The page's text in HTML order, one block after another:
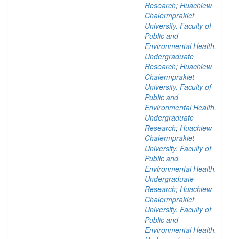
Research; Huachiew
Chalermprakiet
University. Faculty of
Public and
Environmental Health.
Undergraduate
Research; Huachiew
Chalermprakiet
University. Faculty of
Public and
Environmental Health.
Undergraduate
Research; Huachiew
Chalermprakiet
University. Faculty of
Public and
Environmental Health.
Undergraduate
Research; Huachiew
Chalermprakiet
University. Faculty of
Public and
Environmental Health.